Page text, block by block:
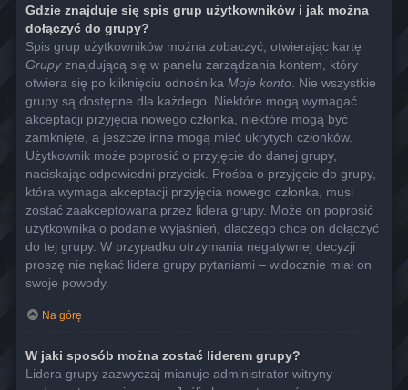
Gdzie znajduje się spis grup użytkowników i jak można
dołączyć do grupy?
Spis grup użytkowników można zobaczyć, otwierając kartę
Grupyznajdującą się w panelu zarządzania kontem, który
otwiera się po kliknięciu odnośnika Moje konto. Nie wszystkie
grupy są dostępne dla każdego. Niektóre mogą wymagać
akceptacji przyjęcia nowego członka, niektóre mogą być
zamknięte, a jeszcze inne mogą mieć ukrytych członków.
Użytkownik może poprosić o przyjęcie do danej grupy,
naciskając odpowiedni przycisk. Prośba o przyjęcie do grupy,
która wymaga akceptacji przyjęcia nowego członka, musi
zostać zaakceptowana przez lidera grupy. Może on poprosić
użytkownika o podanie wyjaśnień, dlaczego chce on dołączyć
do tej grupy. W przypadku otrzymania negatywnej decyzji
proszę nie nękać lidera grupy pytaniami – widocznie miał on
swoje powody.
Na górę
W jaki sposób można zostać liderem grupy?
Lidera grupy zazwyczaj mianuje administrator witryny